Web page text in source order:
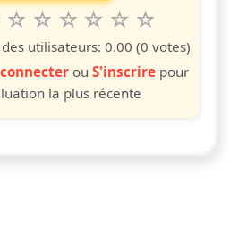
da 1 a 10 étoiles
10
étoiles
9
étoiles
8
étoiles
7
étoiles
6
utilisateurs: 0.00 (0 votes)
connecterou S'inscrirepour
la plus récente